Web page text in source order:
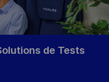
de Tests